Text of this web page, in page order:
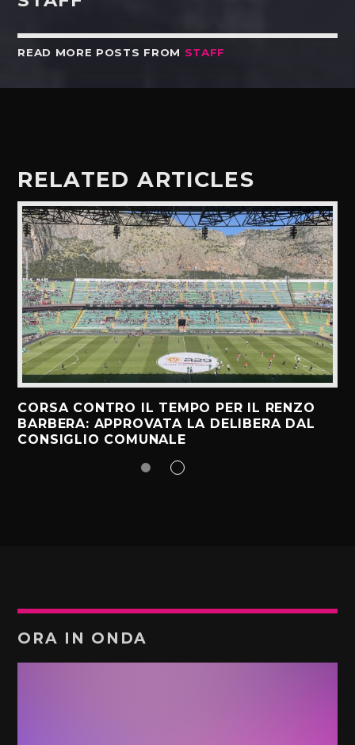
READ MORE POSTS FROM STAFF
RELATED ARTICLES
CORSA CONTRO IL TEMPO PER IL RENZO
BARBERA: APPROVATA LA DELIBERA DAL
CONSIGLIO COMUNALE
ORA IN ONDA